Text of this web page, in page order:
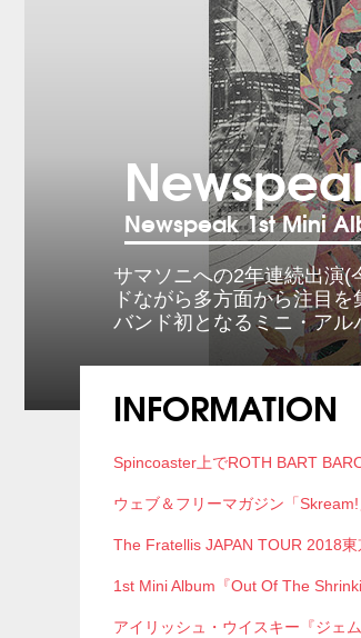
Newspeak 1st Mini
サマソニへの2年連続出演(
ドながら多方面から注目
バンド初となるミニ・ア
INFORMATION
Spincoaster上でROTH BART
ウェブ＆フリーマガジン「
The Fratellis JAPAN TOUR 2018
1st Mini Album『Out Of The
アイリッシュ・ウイスキー『ジェ